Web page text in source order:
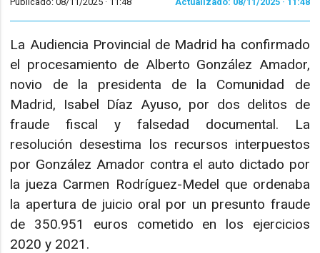
La Audiencia Provincial de Madrid ha confirmado
el procesamiento de Alberto González Amador,
novio de la presidenta de la Comunidad de
Madrid, Isabel Díaz Ayuso, por dos delitos de
fraude fiscal y falsedad documental. La
resolución desestima los recursos interpuestos
por González Amador contra el auto dictado por
la jueza Carmen Rodríguez-Medel que ordenaba
la apertura de juicio oral por un presunto fraude
de 350.951 euros cometido en los ejercicios
2020 y 2021.